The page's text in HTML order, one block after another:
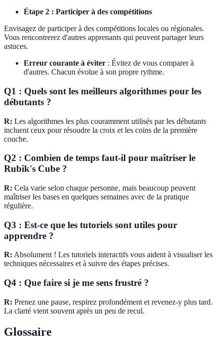
Étape 2 : Participer à des compétitions
Envisagez de participer à des compétitions locales ou régionales.
Vous rencontrerez d'autres apprenants qui peuvent partager leurs
astuces.
Erreur courante à éviter : Évitez de vous comparer à
d'autres. Chacun évolue à son propre rythme.
Q1 : Quels sont les meilleurs algorithmes pour les
débutants ?
R: Les algorithmes les plus couramment utilisés par les débutants
incluent ceux pour résoudre la croix et les coins de la première
couche.
Q2 : Combien de temps faut-il pour maîtriser le
Rubik's Cube ?
R: Cela varie selon chaque personne, mais beaucoup peuvent
maîtriser les bases en quelques semaines avec de la pratique
régulière.
Q3 : Est-ce que les tutoriels sont utiles pour
apprendre ?
R: Absolument ! Les tutoriels interactifs vous aident à visualiser les
techniques nécessaires et à suivre des étapes précises.
Q4 : Que faire si je me sens frustré ?
R: Prenez une pause, respirez profondément et revenez-y plus tard.
La clarté vient souvent après un peu de recul.
Glossaire